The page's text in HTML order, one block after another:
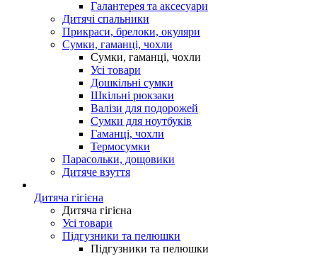
Галантерея та аксесуари
Дитячі спальники
Прикраси, брелоки, окуляри
Сумки, гаманці, чохли
Сумки, гаманці, чохли
Усі товари
Дошкільні сумки
Шкільні рюкзаки
Валізи для подорожей
Сумки для ноутбуків
Гаманці, чохли
Термосумки
Парасольки, дощовики
Дитяче взуття
Дитяча гігієна
Дитяча гігієна
Усі товари
Підгузники та пелюшки
Підгузники та пелюшки